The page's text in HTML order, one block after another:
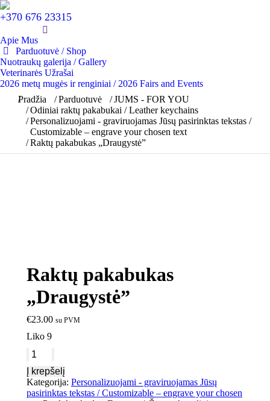
+370 676 23315
Apie Mus
Parduotuvė / Shop
Nuotraukų galerija / Gallery
Veterinarės Užrašai
2026 metų mugės ir renginiai / 2026 Fairs and Events
You are here:
Pradžia Parduotuvė
JUMS - FOR YOU
Odiniai raktų pakabukai / Leather keychains
Personalizuojami - graviruojamas Jūsų pasirinktas tekstas /
Customizable – engrave your chosen text
Raktų pakabukas „Draugystė”
Raktų pakabukas
„Draugystė”
€23.00 su PVM
Liko 9
Į krepšelį
Kategorija: Personalizuojami - graviruojamas Jūsų
pasirinktas tekstas / Customizable – engrave your chosen